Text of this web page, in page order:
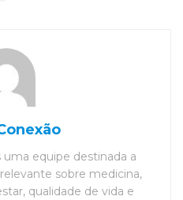
equipe destinada a
sobre medicina,
qualidade de vida e